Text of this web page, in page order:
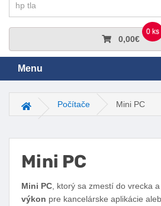
0 ks
0,00€
Menu
Hlavná stránka
Počítače Mini PC
Mini PC
Mini PC , ktorý sa zmestí do vrecka
výkon pre kancelárske aplikácie